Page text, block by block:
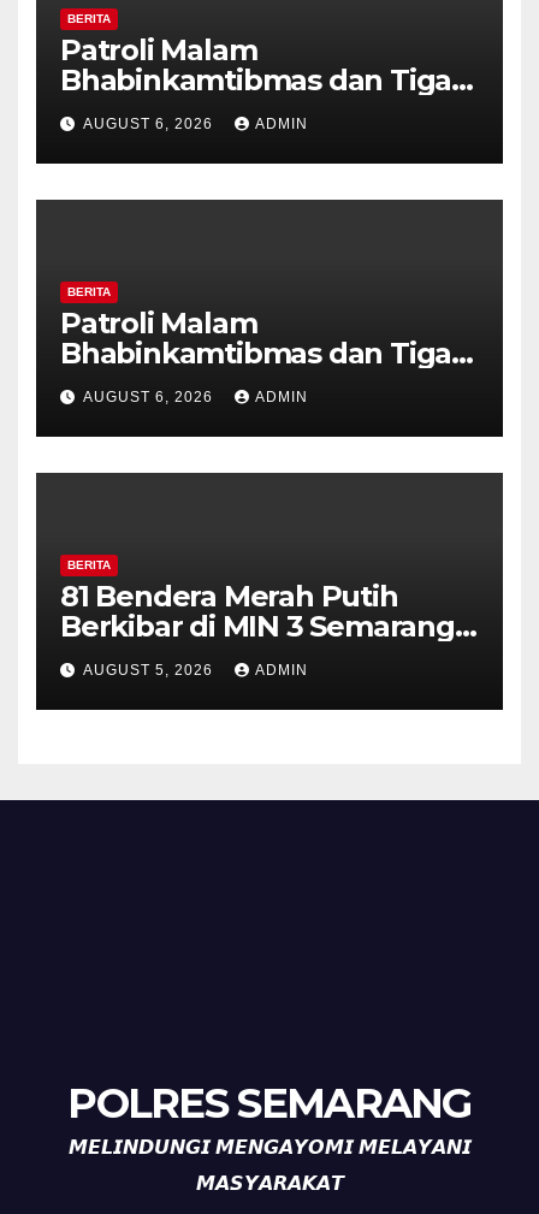
BERITA
Patroli Malam
Bhabinkamtibmas dan Tiga
Pilar Kelurahan Ungaran
Perkuat Kamtibmas, Warga
Diajak Aktifkan Ronda
AUGUST 6, 2026 ADMIN
BERITA
Patroli Malam
Bhabinkamtibmas dan Tiga
Pilar Kelurahan Ungaran
Perkuat Kamtibmas, Warga
Diajak Aktifkan Ronda
AUGUST 6, 2026 ADMIN
BERITA
81 Bendera Merah Putih
Berkibar di MIN 3 Semarang,
Bhabinkamtibmas Desa
Timpik Hadiri Peringatan
HUT ke-81 Kemerdekaan RI
AUGUST 5, 2026 ADMIN
POLRES SEMARANG
𝙈𝙀𝙇𝙄𝙉𝘿𝙐𝙉𝙂𝙄 𝙈𝙀𝙉𝙂𝘼𝙔𝙊𝙈𝙄 𝙈𝙀𝙇𝘼𝙔𝘼𝙉𝙄
𝙈𝘼𝙎𝙔𝘼𝙍𝘼𝙆𝘼𝙏